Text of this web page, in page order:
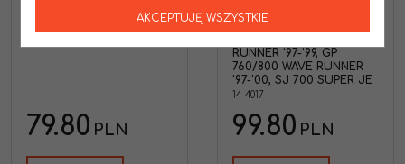
WAVE RUNNER '17-'18 -
79.80 PLN
'90-'96, 700 WAVE
RUNNER '97-'99, GP
760/800 WAVE RUNNER
'97-'00, SJ 700 SUPER JE
14-4017
99.80 PLN
AKCEPTUJĘ WSZYSTKIE